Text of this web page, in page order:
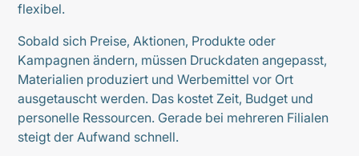
flexibel.
Sobald sich Preise, Aktionen, Produkte oder
Kampagnen ändern, müssen Druckdaten angepasst,
Materialien produziert und Werbemittel vor Ort
ausgetauscht werden. Das kostet Zeit, Budget und
personelle Ressourcen. Gerade bei mehreren Filialen
steigt der Aufwand schnell.